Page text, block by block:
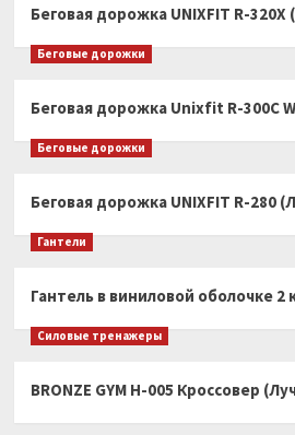
Беговая дорожка UNIXFIT R-
Беговые дорожки
Беговая дорожка Unixfit R-300C
Беговые дорожки
Беговая дорожка UNIXFIT R-280
Гантели
Гантель в виниловой оболочке 2
Силовые тренажеры
BRONZE GYM H-005 Кроссовер